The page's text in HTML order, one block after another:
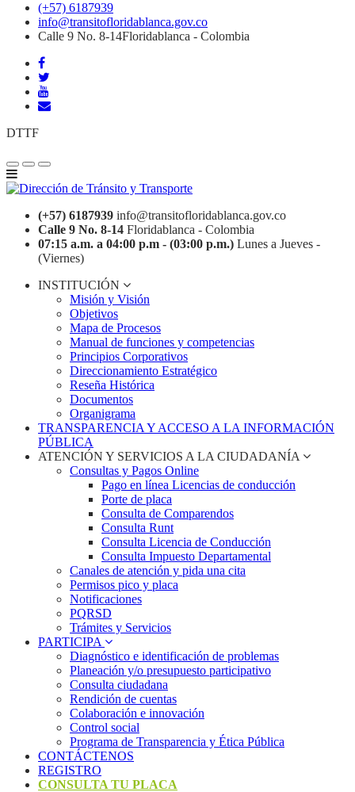
(+57) 6187939
info@transitofloridablanca.gov.co
Calle 9 No. 8-14Floridablanca - Colombia
DTTF
(+57) 6187939 info@transitofloridablanca.gov.co
Calle 9 No. 8-14 Floridablanca - Colombia
07:15 a.m. a 04:00 p.m - (03:00 p.m.) Lunes a Jueves -
(Viernes)
INSTITUCIÓN
Misión y Visión
Objetivos
Mapa de Procesos
Manual de funciones y competencias
Principios Corporativos
Direccionamiento Estratégico
Reseña Histórica
Documentos
Organigrama
TRANSPARENCIA Y ACCESO A LA INFORMACIÓN
PÚBLICA
ATENCIÓN Y SERVICIOS A LA CIUDADANÍA
Consultas y Pagos Online
Pago en línea Licencias de conducción
Porte de placa
Consulta de Comparendos
Consulta Runt
Consulta Licencia de Conducción
Consulta Impuesto Departamental
Canales de atención y pida una cita
Permisos pico y placa
Notificaciones
PQRSD
Trámites y Servicios
PARTICIPA
Diagnóstico e identificación de problemas
Planeación y/o presupuesto participativo​
Consulta ciudadana
Rendición de cuentas
Colaboración e innovación
Control social
Programa de Transparencia y Ética Pública
CONTÁCTENOS
REGISTRO
CONSULTA TU PLACA